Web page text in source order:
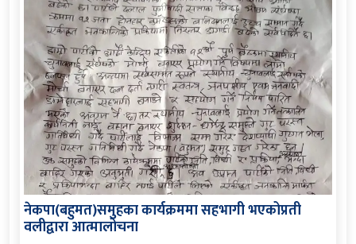
नेकपा(बहुमत)समुहका कार्यक्रममा सहभागी भएकोप्रती
वलीद्वारा आत्मालोचना